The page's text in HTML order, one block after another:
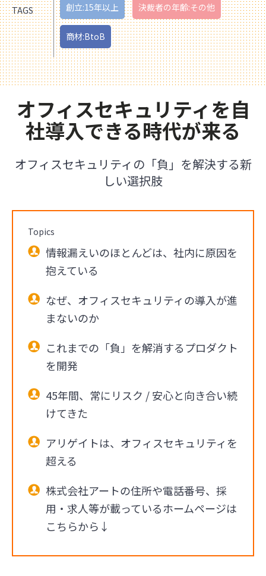
TAGS 創立:15年以上 決裁者の年齢:その他
商材:BtoB
オフィスセキュリティを自
社導入できる時代が来る
オフィスセキュリティの「負」を解決する新
しい選択肢
Topics
情報漏えいのほとんどは、社内に原因を
抱えている
なぜ、オフィスセキュリティの導入が進
まないのか
これまでの「負」を解消するプロダクト
を開発
45年間、常にリスク / 安心と向き合い続
けてきた
アリゲイトは、オフィスセキュリティを
超える
株式会社アートの住所や電話番号、採
用・求人等が載っているホームページは
こちらから↓